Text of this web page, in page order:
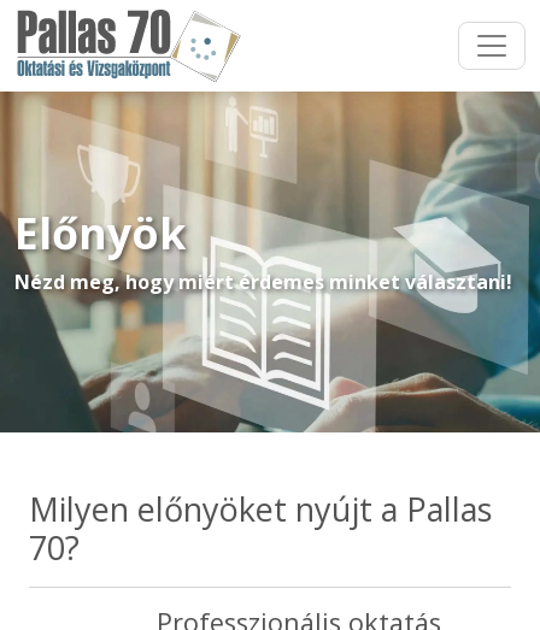
Előnyök
Nézd meg, hogy miért érdemes minket választani!
Milyen előnyöket nyújt a Pallas
70?
Professzionális oktatás